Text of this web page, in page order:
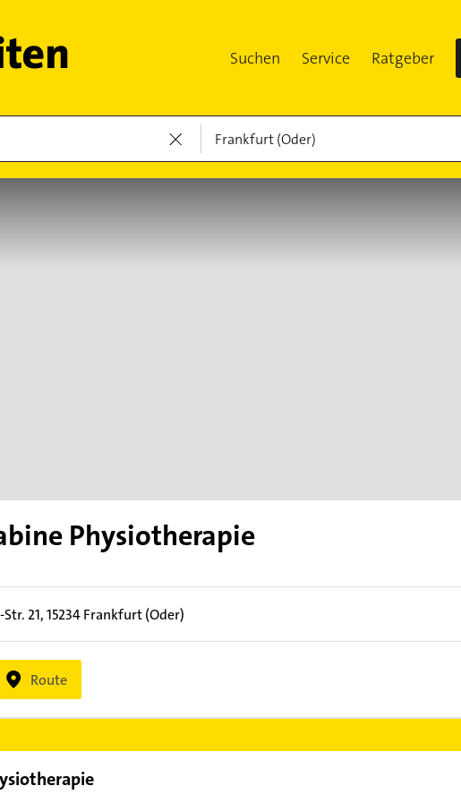
Suchen Service Ratgeber
Physiotherapie
21,15234Frankfurt (Oder)
Route